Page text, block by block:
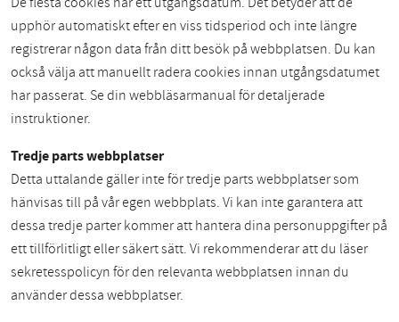
upphör automatiskt efter en viss tidsperiod och inte längre
registrerar någon data från ditt besök på webbplatsen. Du kan
också välja att manuellt radera cookies innan utgångsdatumet
har passerat. Se din webbläsarmanual för detaljerade
instruktioner.
Tredje parts webbplatser
Detta uttalande gäller inte för tredje parts webbplatser som
hänvisas till på vår egen webbplats. Vi kan inte garantera att
dessa tredje parter kommer att hantera dina personuppgifter på
ett tillförlitligt eller säkert sätt. Vi rekommenderar att du läser
sekretesspolicyn för den relevanta webbplatsen innan du
använder dessa webbplatser.